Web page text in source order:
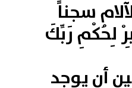
سجناً
لِحُكْمِ رَبِّكَ
أن يوجد